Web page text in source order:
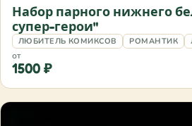
Набор парного нижнего
супер-герои"
ЛЮБИТЕЛЬ КОМИКСОВ РОМАНТИК
от
1500 ₽